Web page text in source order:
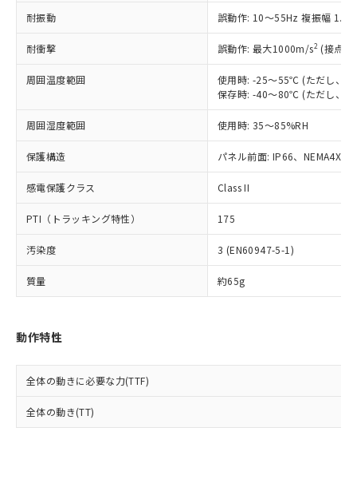
耐振動 誤動作: 10～55Hz 複振幅
耐衝撃 誤動作: 最大1000m/s2 (接点
周囲温度範囲
使用時: -25～55℃ (ただし、氷
保存時: -40～80℃ (ただし、氷
周囲湿度範囲 使用時: 35～85%RH
保護構造 パネル前面: IP66、NEMA4X,
感電保護クラス Class II
PTI（トラッキング特性） 175
汚染度 3 (EN60947-5-1)
質量 約65g
動作特性
全体の動きに必要な力(TTF)
全体の動き(TT)
記載している更新日時点での社内デー
タに基づき作成されるものであり、閲
覧された時点での実際の在庫および標
準価格とは異なる場合があることをご
正式な納期状況および標準価格はお客
様のお取引先、またはお客様担当のオ
ムロン制御機器販売店・当社販売員に
オムロン制御機器販売店や当社販売拠
販売ネットワーク
」をご確認
ください。
在庫状況および標準価格結果を当社の
事前の承諾なく第三者に漏洩または開
示しないようお願いします。
マイパーツ機能（部品リスト作成サー
ビス）をご利用いただくには、I-Web
メンバーズにご登録されている必要が
および当社の共同利用者が、当社の製
品・サービスに関するお客様との取
をご了承ください。
※当社の共同利用者とは、"個人情報
鉛(Pb) 1000ppm以下、 水銀(Hg) 1000ppm以下、 カド
六価クロム(Cr(Ⅵ)) 1000ppm以下、ポリ臭化ビフェニル
類(PBB) 1000ppm以下、ポリ臭化ジフェニルエーテル類
(PBDE) 1000ppm以下、フタル酸ビス(2-エチルヘキシ
ル) (DEHP)(別名：DOP) 1000ppm以下、フタル酸ブチ
ルベンジル（BBP） 1000ppm以下、フタル酸ジブチル
（DBP） 1000ppm以下、フタル酸ジイソブチル
(DIBP) 1000ppm以下
但し、RoHS指令で産業用監視および制御機器に対する
適用除外項目は除く。
フタル酸エステル類の４物質については閾値を超える意
図的な使用がないことを確認しています。
※2 対応予定月
部品在庫の切り替え状況などにより、予定
月が前後することがあります。
下記の非含有証明書をダウンロードするこ
とができます。
EU RoHS指令（10物質）の非含有証明書
*中国RoHS10物質の基準値 (GB/T26572)：
Pb(鉛) :1000ppm、 Hg(水銀) : 1000ppm、 Cd(カドミウ
Cr(Ⅵ)(六価クロム) : 1000ppm、 PBBs(ポリ臭化ビフェ
ニル類) : 1000ppm、 PBDEs(ポリ臭化ジフェニルエーテ
ル) : 1000ppm、
DEHP(フタル酸ビス(2-エチルヘキシル)) : 1000ppm
※2 環境保護使用期限
「ｅ」：有害物質（10物質）のすべてが基
準値以下であることを示します。
「10」：通常の使用状況下において有害物
質が外部に漏えいし、環境に深刻な影響を
及ぼさない年数を意味します。
（以下｢規制貨物等」という）を輸出
または国外への提供する場合は、日本
国政府の輸出許可(または役務取引許
可)を取得するなどの必要な手続きを
当社は規制貨物を破棄する場合は、完
全に破砕するなど、違法に輸出されな
いよう必要な手段を講じます。
当社は貴社製品を、核兵器、ミサイ
ル、化学兵器、生物兵器またはその他
武器並びにこれらの製造装置等に一切
使用いたしません。
当社は、貴社製品を第三者に販売する
場合は、上記1、2および3の内容を当
該第三者に通知します。また当社は、
販売先および販売に係わる関係者が違
法に輸出するおそれがある場合は、取
り引きをいたしません。
○ 一定数以上の在庫あり
△ 一定数には満たないが在庫あり
在庫なし(最新の在庫状況につ
いては、お客様のお取引先、ま
たはお客様担当のオムロン制御
機器販売店・当社販売員にご確
認ください)
受注生産機種、また在庫状況の
情報を公開していない機種